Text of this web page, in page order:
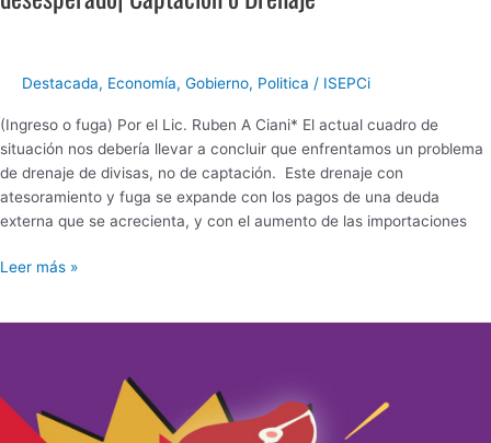
Destacada, Economía, Gobierno, Politica / ISEPCi
(Ingreso o fuga) Por el Lic. Ruben A Ciani* El actual cuadro de
situación nos debería llevar a concluir que enfrentamos un problema
de drenaje de divisas, no de captación. Este drenaje con
atesoramiento y fuga se expande con los pagos de una deuda
externa que se acrecienta, y con el aumento de las importaciones
Leer más »
del
Conurbano